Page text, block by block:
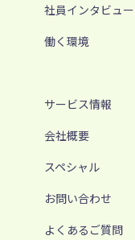
社員インタビュー
働く環境
サービス情報
会社概要
スペシャル
お問い合わせ
よくあるご質問